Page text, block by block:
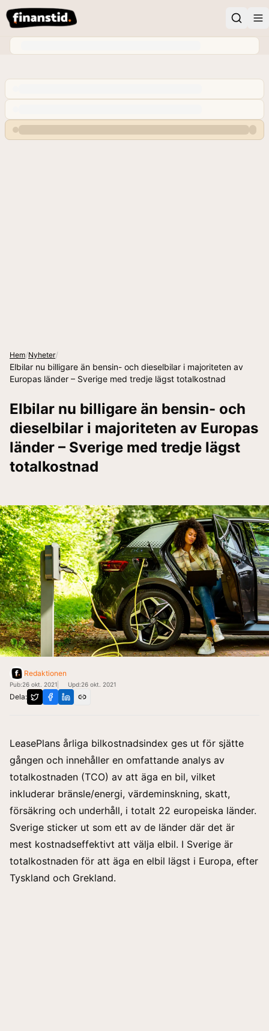
Hem/Nyheter/
Elbilar nu billigare än bensin- och dieselbilar i majoriteten av
Europas länder – Sverige med tredje lägst totalkostnad
Elbilar nu billigare än bensin- och
dieselbilar i majoriteten av Europas
länder – Sverige med tredje lägst
totalkostnad
Redaktionen
Pub:26 okt. 2021 Upd:26 okt. 2021
Dela:
LeasePlan Sverige delar nu med sin av
LeasePlans årliga bilkostnadsindex ges ut för sjätte
gången och innehåller en omfattande analys av
totalkostnaden (TCO) av att äga en bil, vilket
inkluderar bränsle/energi, värdeminskning, skatt,
försäkring och underhåll, i totalt 22 europeiska länder.
Sverige sticker ut som ett av de länder där det är
mest kostnadseffektivt att välja elbil. I Sverige är
totalkostnaden för att äga en elbil lägst i Europa, efter
Tyskland och Grekland.